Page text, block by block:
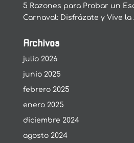
5 Razones para Probar un
Carnaval: Disfrázate y Vive
Archivos
julio 2026
junio 2025
febrero 2025
enero 2025
diciembre 2024
agosto 2024